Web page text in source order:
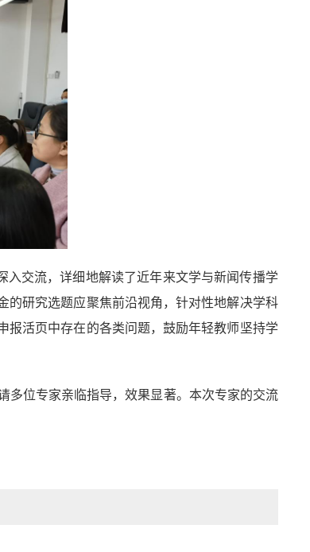
交流，详细地解读了近年来文学与新闻传播学
的研究选题应聚焦前沿视角，针对性地解决学科
报活页中存在的各类问题，鼓励年轻教师坚持学
多位专家亲临指导，效果显著。本次专家的交流